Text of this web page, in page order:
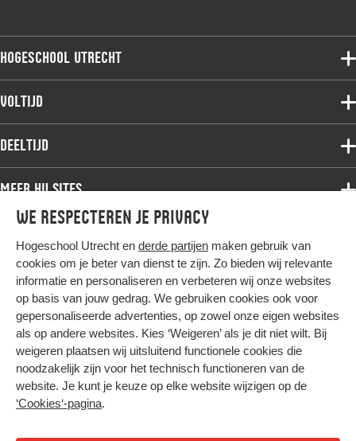
We respecteren je privacy
Hogeschool Utrecht en derde partijen maken gebruik van
cookies om je beter van dienst te zijn. Zo bieden wij relevante
informatie en personaliseren en verbeteren wij onze websites
op basis van jouw gedrag. We gebruiken cookies ook voor
gepersonaliseerde advertenties, op zowel onze eigen websites
als op andere websites. Kies ‘Weigeren’ als je dit niet wilt. Bij
weigeren plaatsen wij uitsluitend functionele cookies die
noodzakelijk zijn voor het technisch functioneren van de
website. Je kunt je keuze op elke website wijzigen op de
‘Cookies‘-pagina.
Hogeschool Utrecht
Voltijdopleidingen
Deeltijdopleidingen
Onderzoek
Werken bij de HU
Contact
Voltijd
Associate degree
Bachelor
Master
Studiekeuze voltijd
Deeltijd
Associate degree
Bachelor
Master
Post-master
Studiekeuze deeltijd
Meer HU sites
HU International
HU Bibliotheek
HU Ontwikkelt
Duurzame HU
Intranet
Trajectum
Hier komt alles samen
Colofon
Privacy
Cookies